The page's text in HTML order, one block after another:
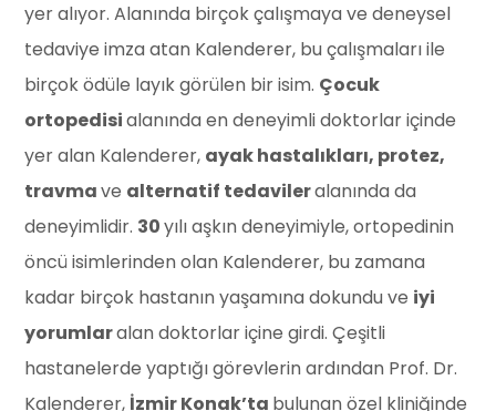
yer alıyor. Alanında birçok çalışmaya ve deneysel
tedaviye imza atan Kalenderer, bu çalışmaları ile
birçok ödüle layık görülen bir isim. Çocuk
ortopedisialanında en deneyimli doktorlar içinde
yer alan Kalenderer, ayak hastalıkları, protez,
travmave alternatif tedavileralanında da
deneyimlidir. 30yılı aşkın deneyimiyle, ortopedinin
öncü isimlerinden olan Kalenderer, bu zamana
kadar birçok hastanın yaşamına dokundu ve iyi
yorumlaralan doktorlar içine girdi. Çeşitli
hastanelerde yaptığı görevlerin ardından Prof. Dr.
Kalenderer, İzmir Konak’ta bulunan özel kliniğinde